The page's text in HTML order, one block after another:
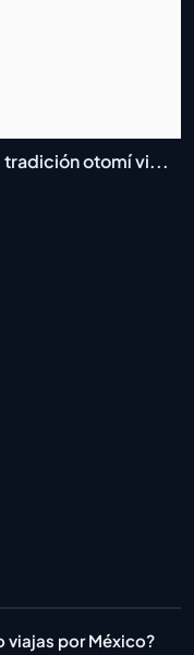
tradición otomí vi...
viajas por México?